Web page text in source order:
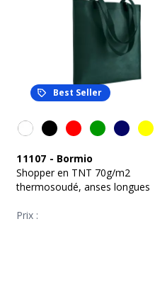
Best Seller
11107 - Bormio
Shopper en TNT 70g/m2
thermosoudé, anses longues
Prix :